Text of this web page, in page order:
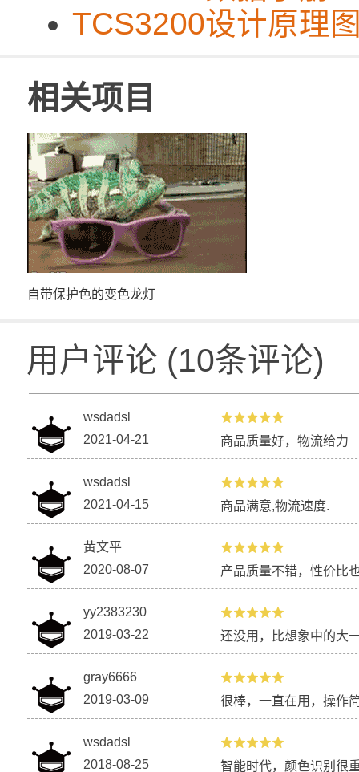
TCS3200设计原理
相关项目
自带保护色的变色龙灯
用户评论 (10条评论)
wsdadsl
2021-04-21
商品质量好，物流给力
wsdadsl
2021-04-15
商品满意,物流速度.
黄文平
2020-08-07
产品质量不错，性价比
yy2383230
2019-03-22
还没用，比想象中的大
gray6666
2019-03-09
很棒，一直在用，操作
wsdadsl
2018-08-25
智能时代，颜色识别很